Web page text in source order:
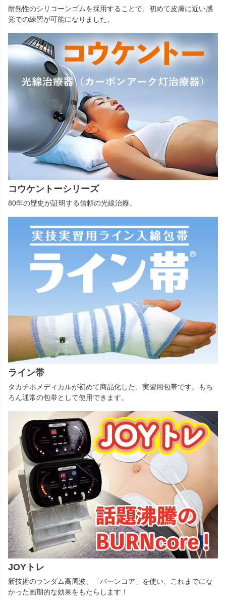
耐熱性のシリコーンゴムを採用することで、初めて皮膚に近い感
覚での練習が可能になりました。
コウケントーシリーズ
80年の歴史が証明する信頼の光線治療。
ライン帯
タカチホメディカルが初めて商品化した、実習用包帯です。もち
ろん通常の包帯として使用できます。
JOYトレ
新技術のランダム高周波、「バーンコア」を使い、これまでにな
かった画期的な効果をもたらします！